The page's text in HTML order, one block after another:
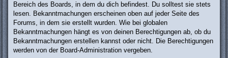
Bereich des Boards, in dem du dich befindest. Du solltest sie stets
lesen. Bekanntmachungen erscheinen oben auf jeder Seite des
Forums, in dem sie erstellt wurden. Wie bei globalen
Bekanntmachungen hängt es von deinen Berechtigungen ab, ob du
Bekanntmachungen erstellen kannst oder nicht. Die Berechtigungen
werden von der Board-Administration vergeben.